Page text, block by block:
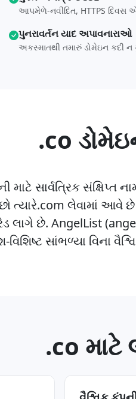
આપમેળે-નવીદિત, HTTPS દિવસ
પુનરાવર્તન યાદ અપાવનારાઓ
અકસ્માતથી તમારું ડોમેઇન કદી ન
.co
સાર્વત્રિક સંક્ષિપ્ત
ત્યારે.com લેવામાં
છે. AngelList
સાંભળ્યા વિના
.co માટે